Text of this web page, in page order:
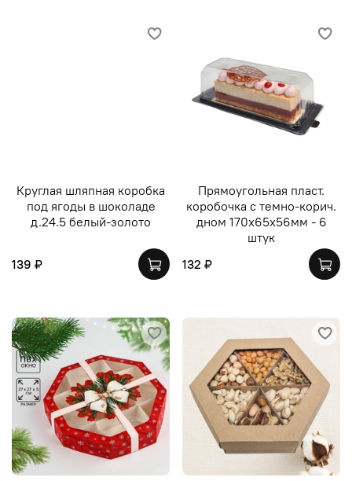
Круглая шляпная коробка
под ягоды в шоколаде
д.24.5 белый-золото
139 ₽
Прямоугольная пласт.
коробочка с темно-корич.
дном 170х65х56мм - 6
штук
132 ₽